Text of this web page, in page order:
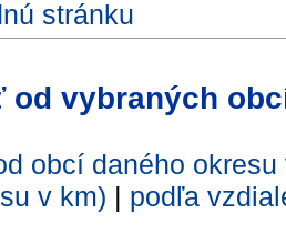
stránku
od vybraných
obcí daného okresu
v km) | podľa